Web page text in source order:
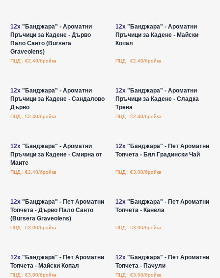
12x"Банджара" - Ароматни
Пръчици за Кадене - Дърво
Пало Санто (Bursera
Graveolens)
ПЦД : €2.40/бройка
12x"Банджара" - Ароматни
Пръчици за Кадене - Майски
Копал
ПЦД : €2.40/бройка
12x"Банджара" - Ароматни
Пръчици за Кадене - Сандалово
Дърво
ПЦД : €2.40/бройка
12x"Банджара" - Ароматни
Пръчици за Кадене - Сладка
Трева
ПЦД : €2.40/бройка
12x"Банджара" - Ароматни
Пръчици за Кадене - Смирна от
Маите
ПЦД : €2.40/бройка
12x"Банджара" - Пет Ароматни
Топчета - Бял Градински Чай
ПЦД : €3.00/бройка
12x"Банджара" - Пет Ароматни
Топчета - Дърво Пало Санто
(Bursera Graveolens)
ПЦД : €3.00/бройка
12x"Банджара" - Пет Ароматни
Топчета - Канела
ПЦД : €3.00/бройка
12x"Банджара" - Пет Ароматни
Топчета - Майски Копал
ПЦД : €3.00/бройка
12x"Банджара" - Пет Ароматни
Топчета - Пачули
ПЦД : €3.00/бройка